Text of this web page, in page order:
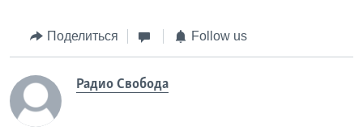
Поделиться Follow us
Радио Свобода